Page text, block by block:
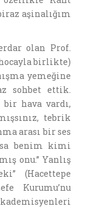
aşinalığım
olan Prof.
birlikte)
yemeğine
sohbet ettik.
hava vardı,
tebrik
arası bir ses
benim kimi
onu.” Yanlış
(Hacettepe
Kurumu’nu